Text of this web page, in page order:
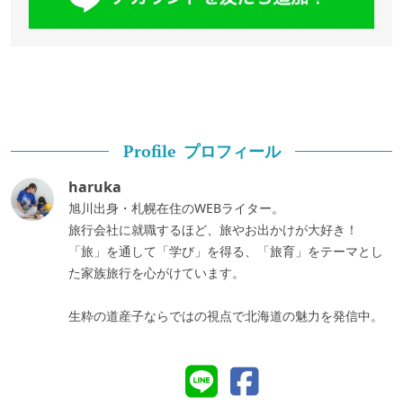
Profile プロフィール
haruka
旭川出身・札幌在住のWEBライター。
旅行会社に就職するほど、旅やお出かけが大好き！
「旅」を通して「学び」を得る、「旅育」をテーマとし
た家族旅行を心がけています。
生粋の道産子ならではの視点で北海道の魅力を発信中。